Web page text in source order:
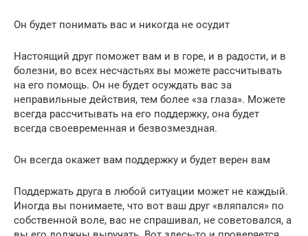
Он будет понимать вас и никогда не осудит
Настоящий друг поможет вам и в горе, и в радости, и в
болезни, во всех несчастьях вы можете рассчитывать
на его помощь. Он не будет осуждать вас за
неправильные действия, тем более «за глаза». Можете
всегда рассчитывать на его поддержку, она будет
всегда своевременная и безвозмездная.
Он всегда окажет вам поддержку и будет верен вам
Поддержать друга в любой ситуации может не каждый.
Иногда вы понимаете, что вот ваш друг «вляпался» по
собственной воле, вас не спрашивал, не советовался, а